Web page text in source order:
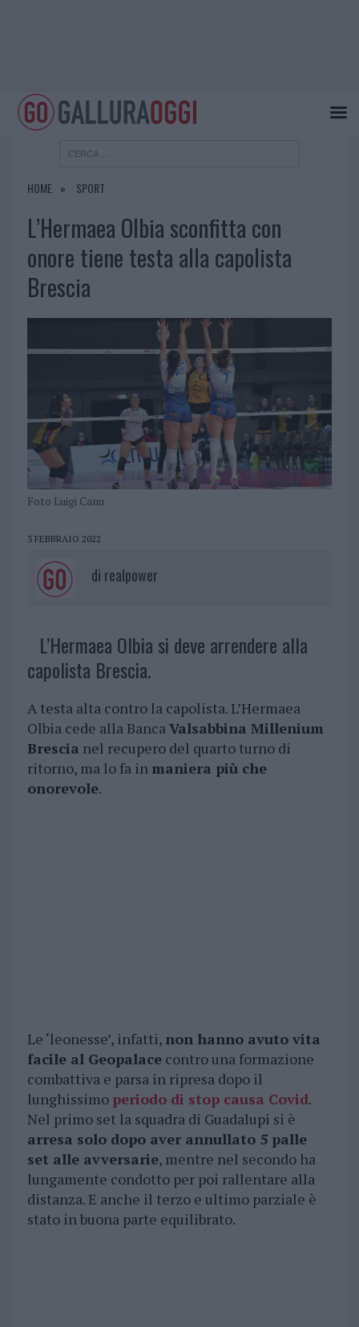
HOME SPORT
L’Hermaea Olbia sconfitta con
onore tiene testa alla capolista
Brescia
Foto Luigi Canu
3 FEBBRAIO 2022
di realpower
L’Hermaea Olbia si deve arrendere alla
capolista Brescia.
A testa alta contro la capolista. L’Hermaea
Olbia cede alla BancaValsabbina Millenium
Brescia nel recupero del quarto turno di
ritorno, ma lo fa in maniera più che
onorevole.
Le ‘leonesse’, infatti, non hanno avuto vita
facile al Geopalacecontro una formazione
combattiva e parsa in ripresa dopo il
lunghissimo periodo di stop causa Covid.
Nel primo set la squadra di Guadalupi si è
arresa solo dopo aver annullato 5 palle
set alle avversarie, mentre nel secondo ha
lungamente condotto per poi rallentare alla
distanza. E anche il terzo e ultimo parziale è
stato in buona parte equilibrato.